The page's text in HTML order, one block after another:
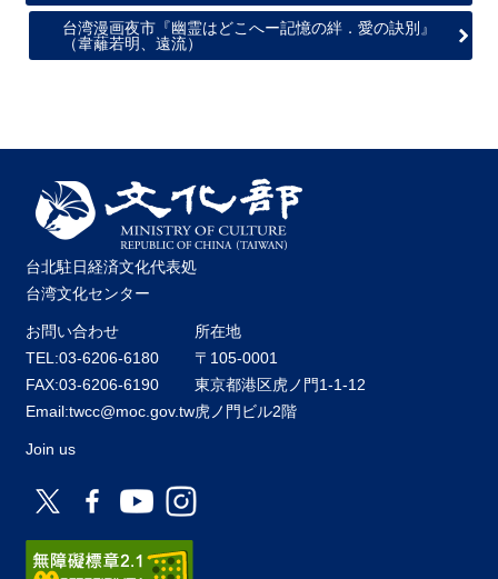
台湾漫画夜市『幽霊はどこへー記憶の絆．愛の訣別』
（韋蘺若明、遠流）
台北駐日経済文化代表処
台湾文化センター
お問い合わせ
TEL:03-6206-6180
FAX:03-6206-6190
Email:twcc@moc.gov.tw
所在地
〒105-0001
東京都港区虎ノ門1-1-12
虎ノ門ビル2階
Join us